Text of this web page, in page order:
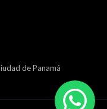
de Panamá